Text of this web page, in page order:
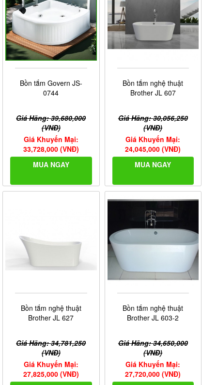
Bồn tắm Govern JS-
0744
Giá Hãng: 39,680,000
(VNĐ)
Giá Khuyến Mại:
33,728,000 (VNĐ)
MUA NGAY
Bồn tắm nghệ thuật
Brother JL 607
Giá Hãng: 30,056,250
(VNĐ)
Giá Khuyến Mại:
24,045,000 (VNĐ)
MUA NGAY
Bồn tắm nghệ thuật
Brother JL 627
Giá Hãng: 34,781,250
(VNĐ)
Giá Khuyến Mại:
27,825,000 (VNĐ)
Bồn tắm nghệ thuật
Brother JL 603-2
Giá Hãng: 34,650,000
(VNĐ)
Giá Khuyến Mại:
27,720,000 (VNĐ)